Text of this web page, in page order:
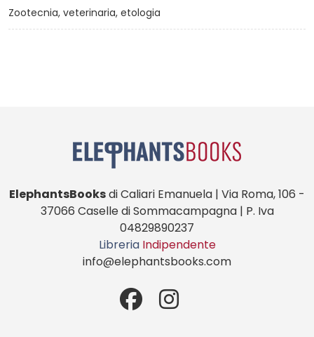
Zootecnia, veterinaria, etologia
ElephantsBooksdi Caliari Emanuela | Via Roma, 106 -
37066 Caselle di Sommacampagna | P. Iva
04829890237
Libreria Indipendente
info@elephantsbooks.com